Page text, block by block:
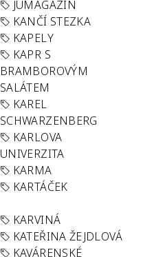
JUMAGAZÍN
KANČÍ STEZKA
KAPELY
KAPR S
BRAMBOROVÝM
SALÁTEM
KAREL
SCHWARZENBERG
KARLOVA
UNIVERZITA
KARMA
KARTÁČEK
KARVINÁ
KATEŘINA ŽEJDLOVÁ
KAVÁRENSKÉ